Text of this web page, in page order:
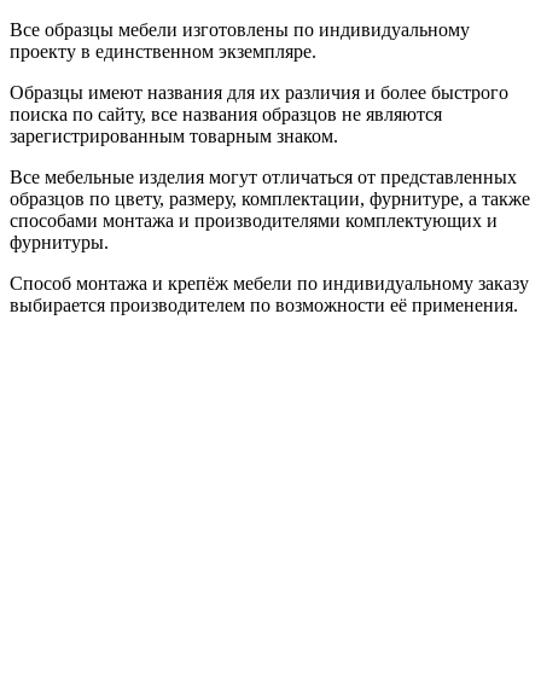
Все образцы мебели изготовлены по индивидуальному
проекту в единственном экземпляре.
Образцы имеют названия для их различия и более быстрого
поиска по сайту, все названия образцов не являются
зарегистрированным товарным знаком.
Все мебельные изделия могут отличаться от представленных
образцов по цвету, размеру, комплектации, фурнитуре, а также
способами монтажа и производителями комплектующих и
фурнитуры.
Способ монтажа и крепёж мебели по индивидуальному заказу
выбирается производителем по возможности её применения.